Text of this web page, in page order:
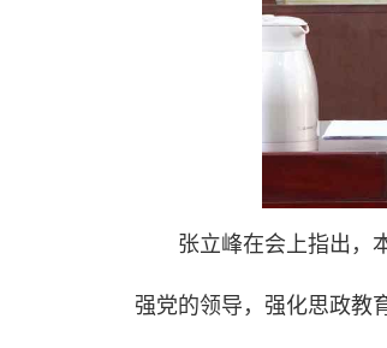
张立峰在会上指出，
强党的领导，强化思政教